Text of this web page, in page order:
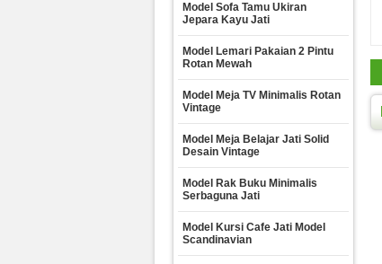
Model Sofa Tamu Ukiran
Jepara Kayu Jati
Model Lemari Pakaian 2 Pintu
Rotan Mewah
Model Meja TV Minimalis Rotan
Vintage
Model Meja Belajar Jati Solid
Desain Vintage
Model Rak Buku Minimalis
Serbaguna Jati
Model Kursi Cafe Jati Model
Scandinavian